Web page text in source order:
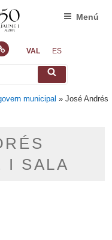
VAL ES
Menú
municipal »José Andrés
I SALA